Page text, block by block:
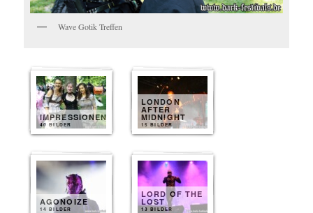
Wave Gotik Treffen
IMPRESSIONEN
40 BILDER
LONDON
AFTER
MIDNIGHT
15 BILDER
AGONOIZE
14 BILDER
LORD OF THE
LOST
13 BILDER